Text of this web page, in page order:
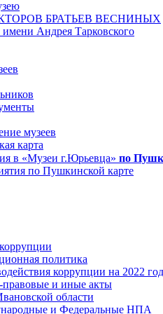
БРАТЬЕВ ВЕСНИНЫХ
Андрея Тарковского
музеев
карта
в «Музеи г.Юрьевца» по
по Пушкинской карте
политика
коррупции на 2022 год
и иные акты
области
и Федеральные НПА